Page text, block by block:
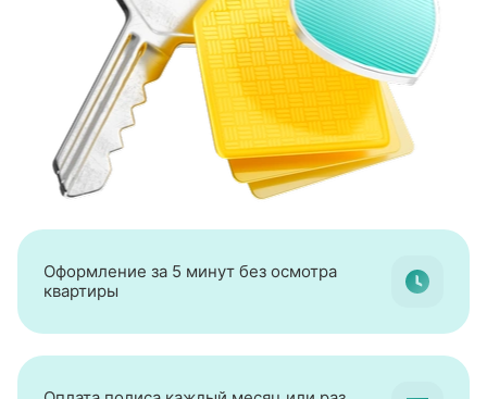
Оформление за 5 минут без осмотра
квартиры